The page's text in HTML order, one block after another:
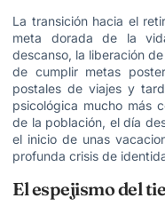
La transición hacia el
meta dorada de la
descanso, la liberación
de cumplir metas
postales de viajes y
psicológica mucho más
de la población, el día
el inicio de unas
profunda crisis de
El espejismo del